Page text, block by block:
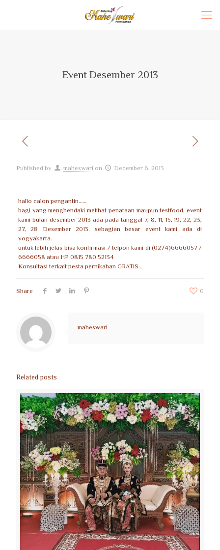
Event Desember 2013
Published by maheswari on December 6, 2013
hallo calon pengantin……
bagi yang menghendaki melihat penataan maupun testfood, event
kami bulan desember 2013 ada pada tanggal 7, 8, 11, 15, 19, 22, 23,
27, 28 Desember 2013. sebagian besar event kami ada di
yogyakarta.
untuk lebih jelas bisa konfirmasi / telpon kami di (0274)6666057 /
6666058 atau HP 0815 780 52134
Konsultasi terkait pesta pernikahan GRATIS…
Share 0
maheswari
Related posts